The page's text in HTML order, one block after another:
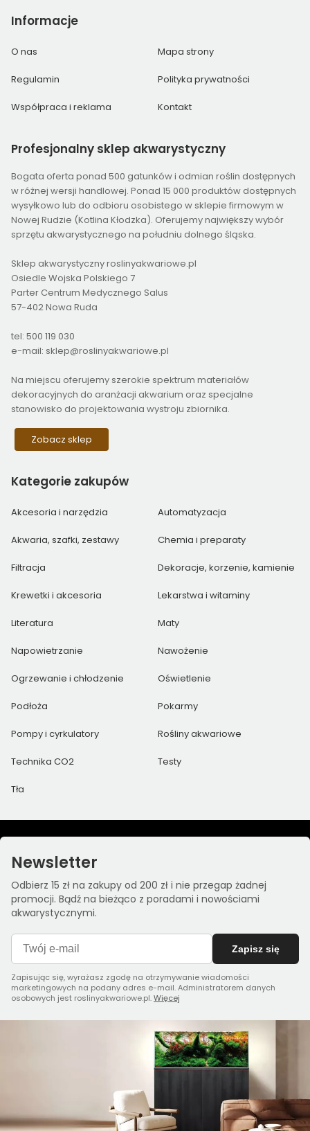
Informacje
O nas Mapa strony
Regulamin Polityka prywatności
Współpraca i reklama Kontakt
Profesjonalny sklep akwarystyczny
Bogata oferta ponad 500 gatunków i odmian roślin dostępnych
w różnej wersji handlowej. Ponad 15 000 produktów dostępnych
wysyłkowo lub do odbioru osobistego w sklepie firmowym w
Nowej Rudzie (Kotlina Kłodzka). Oferujemy największy wybór
sprzętu akwarystycznego na południu dolnego śląska.
Sklep akwarystyczny roslinyakwariowe.pl
Osiedle Wojska Polskiego 7
Parter Centrum Medycznego Salus
57-402 Nowa Ruda
tel: 500 119 030
e-mail: sklep@roslinyakwariowe.pl
Na miejscu oferujemy szerokie spektrum materiałów
dekoracyjnych do aranżacji akwarium oraz specjalne
stanowisko do projektowania wystroju zbiornika.
Zobacz sklep
Kategorie zakupów
Akcesoria i narzędzia Automatyzacja
Akwaria, szafki, zestawy Chemia i preparaty
Filtracja Dekoracje, korzenie, kamienie
Krewetki i akcesoria Lekarstwa i witaminy
Literatura Maty
Napowietrzanie Nawożenie
Ogrzewanie i chłodzenie Oświetlenie
Podłoża Pokarmy
Pompy i cyrkulatory Rośliny akwariowe
Technika CO2 Testy
Tła
Newsletter
Odbierz 15 zł na zakupy od 200 zł i nie przegap żadnej
promocji. Bądź na bieżąco z poradami i nowościami
akwarystycznymi.
Zapisz się
Zapisując się, wyrażasz zgodę na otrzymywanie wiadomości
marketingowych na podany adres e-mail. Administratorem danych
osobowych jest roslinyakwariowe.pl.Więcej